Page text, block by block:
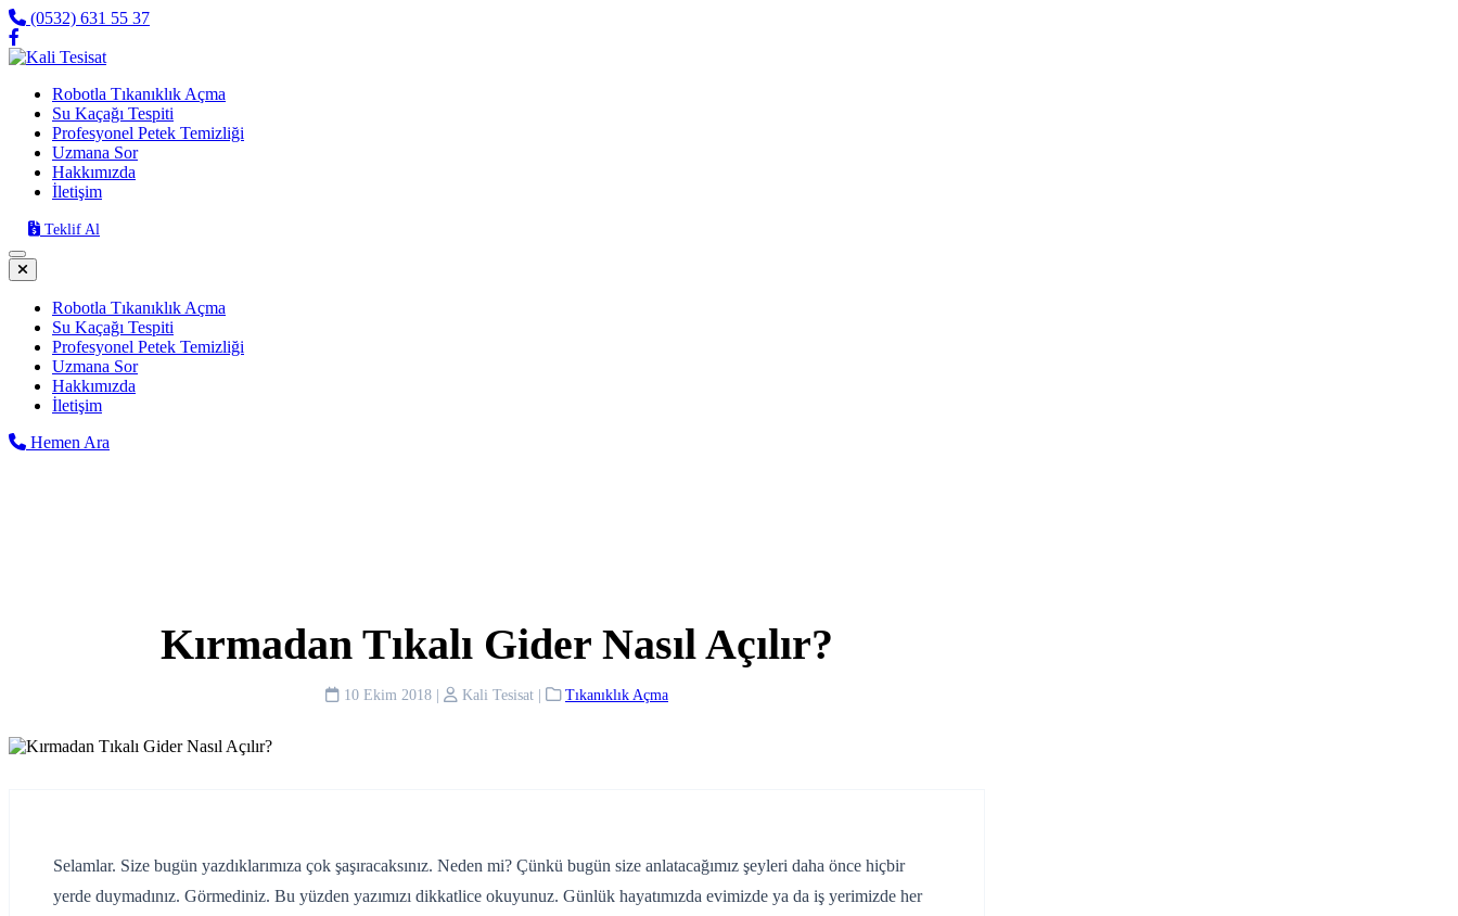
(0532) 631 55 37
Robotla Tıkanıklık Açma
Su Kaçağı Tespiti
Profesyonel Petek Temizliği
Uzmana Sor
Hakkımızda
İletişim
Teklif Al
Robotla Tıkanıklık Açma
Su Kaçağı Tespiti
Profesyonel Petek Temizliği
Uzmana Sor
Hakkımızda
İletişim
Hemen Ara
Kırmadan Tıkalı Gider Nasıl Açılır?
10 Ekim 2018 | Kali Tesisat | Tıkanıklık Açma
Selamlar. Size bugün yazdıklarımıza çok şaşıracaksınız. Neden mi? Çünkü bugün size anlatacağımız şeyleri daha önce hiçbir
yerde duymadınız. Görmediniz. Bu yüzden yazımızı dikkatlice okuyunuz. Günlük hayatımızda evimizde ya da iş yerimizde her